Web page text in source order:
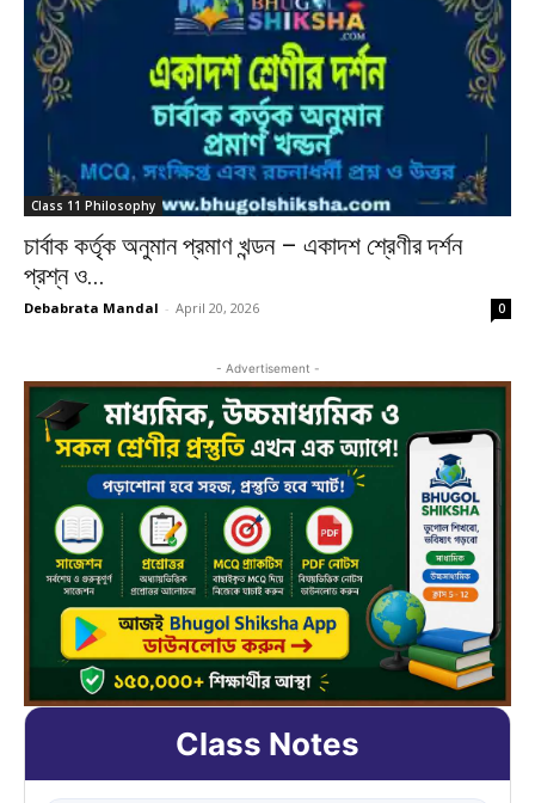
Class 11 Philosophy
চার্বাক কর্তৃক অনুমান প্রমাণ খন্ডন – একাদশ শ্রেণীর দর্শন
প্রশ্ন ও...
Debabrata Mandal - April 20, 2026 0
- Advertisement -
Class Notes